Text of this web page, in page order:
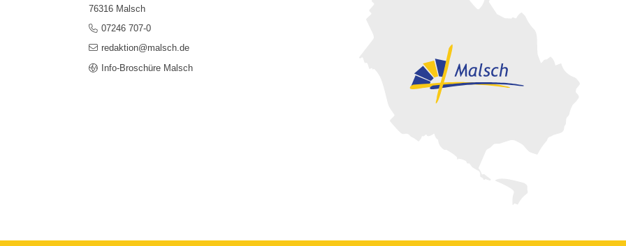
76316 Malsch
07246 707-0
redaktion@malsch.de
Info-Broschüre Malsch